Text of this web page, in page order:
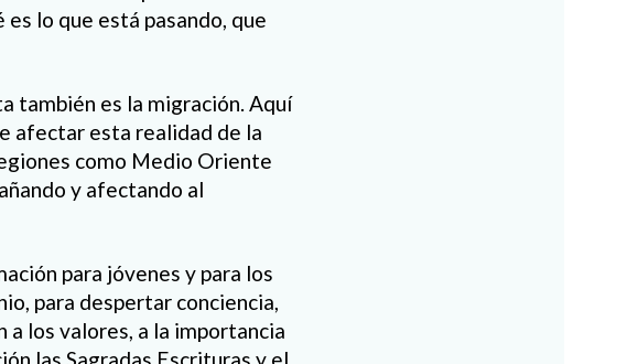
lo que está pasando, que
también es la migración. Aquí
afectar esta realidad de la
como Medio Oriente
y afectando al
para jóvenes y para los
para despertar conciencia,
los valores, a la importancia